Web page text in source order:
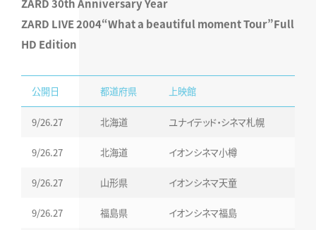
ZARD 30th Anniversary Year
ZARD LIVE 2004“What a beautiful moment Tour”Full
HD Edition
公開日 都道府県 上映館
9/26.27 北海道 ユナイテッド・シネマ札幌
9/26.27 北海道 イオンシネマ小樽
9/26.27 山形県 イオンシネマ天童
9/26.27 福島県 イオンシネマ福島